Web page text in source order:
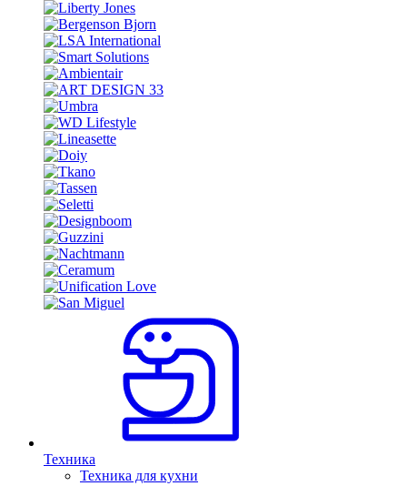
Техника
Техника для кухни